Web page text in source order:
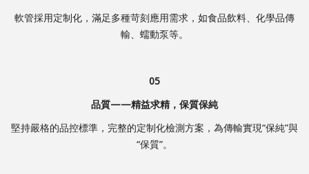
軟管採用定制化，滿足多種苛刻應用需求，如食品飲料、化學品傳
輸、蠕動泵等。
05
品質——精益求精，保質保純
堅持嚴格的品控標準，完整的定制化檢測方案，為傳輸實現“保純”與
“保質”。